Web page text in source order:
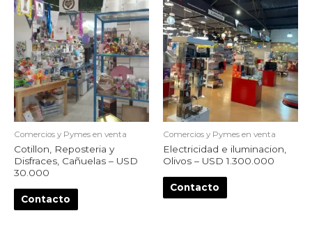
Comercios y Pymes en venta
Cotillon, Reposteria y
Disfraces, Cañuelas – USD
30.000
Contacto
Comercios y Pymes en venta
Electricidad e iluminacion,
Olivos – USD 1.300.000
Contacto